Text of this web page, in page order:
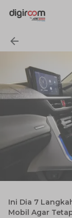
Ini Dia 7
Mobil Agar